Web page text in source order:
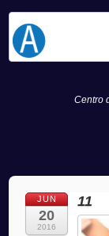
Centro
JUN
20
2016
11